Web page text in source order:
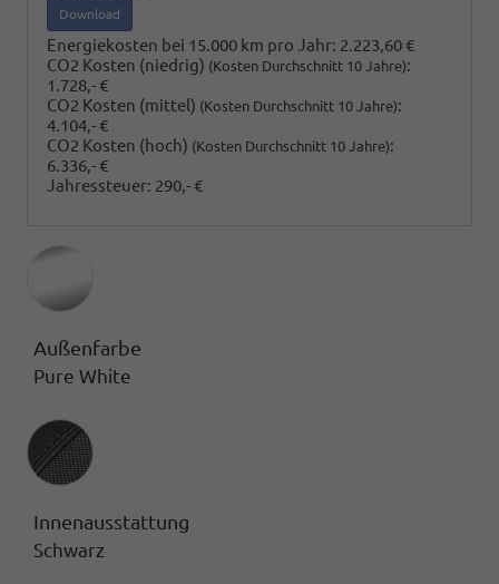
Download
Energiekosten bei 15.000 km pro Jahr: 2.223,60 €
CO2 Kosten (niedrig) (Kosten Durchschnitt 10 Jahre):
1.728,- €
CO2 Kosten (mittel) (Kosten Durchschnitt 10 Jahre):
4.104,- €
CO2 Kosten (hoch) (Kosten Durchschnitt 10 Jahre):
6.336,- €
Jahressteuer: 290,- €
Außenfarbe
Pure White
Innenausstattung
Innenausstattung
Schwarz